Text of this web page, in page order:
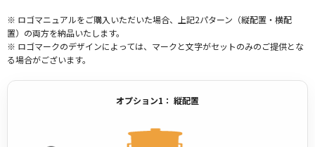
※ ロゴマニュアルをご購入いただいた場合、上記2パターン（縦配置・横配
置）の両方を納品いたします。
※ ロゴマークのデザインによっては、マークと文字がセットのみのご提供とな
る場合がございます。
オプション1： 縦配置